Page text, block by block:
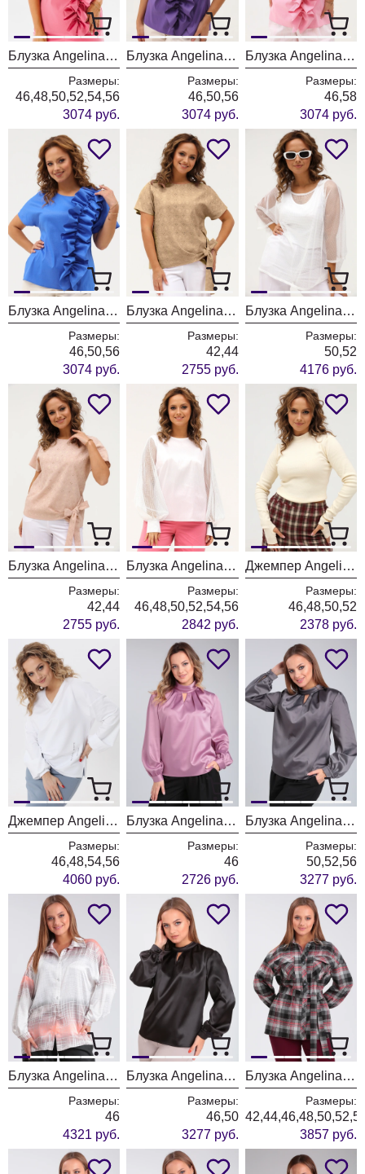
Блузка Angelina & Company 1121
Размеры:
46,48,50,52,54,56
3074 руб.
Блузка Angelina & Company 1118
Размеры:
46,50,56
3074 руб.
Блузка Angelina & Company 1112
Размеры:
46,58
3074 руб.
Блузка Angelina & Company 1107
Размеры:
46,50,56
3074 руб.
Блузка Angelina & Company 1106
Размеры:
42,44
2755 руб.
Блузка Angelina & Company 1000
Размеры:
50,52
4176 руб.
Блузка Angelina & Company 999
Размеры:
42,44
2755 руб.
Блузка Angelina & Company 990
Размеры:
46,48,50,52,54,56
2842 руб.
Джемпер Angelina & Company 984
Размеры:
46,48,50,52
2378 руб.
Джемпер Angelina & Company 973
Размеры:
46,48,54,56
4060 руб.
Блузка Angelina & Company 950
Размеры:
46
2726 руб.
Блузка Angelina & Company 941
Размеры:
50,52,56
3277 руб.
Блузка Angelina & Company 923
Размеры:
46
4321 руб.
Блузка Angelina & Company 914
Размеры:
46,50
3277 руб.
Блузка Angelina & Company 912
Размеры:
3857 руб.